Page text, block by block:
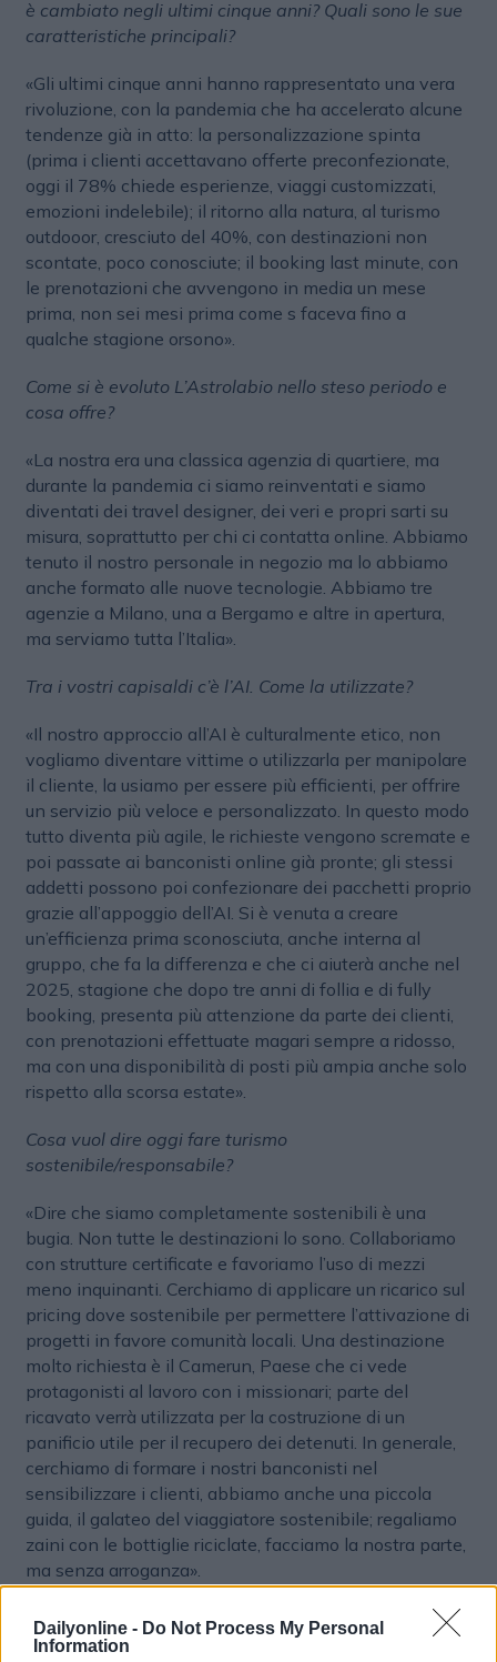
Dailyonline - Do Not Process My Personal
Information
è cambiato negli ultimi cinque anni? Quali sono le sue
caratteristiche principali?
«Gli ultimi cinque anni hanno rappresentato una vera
rivoluzione, con la pandemia che ha accelerato alcune
tendenze già in atto: la personalizzazione spinta
(prima i clienti accettavano offerte preconfezionate,
oggi il 78% chiede esperienze, viaggi customizzati,
emozioni indelebile); il ritorno alla natura, al turismo
outdooor, cresciuto del 40%, con destinazioni non
scontate, poco conosciute; il booking last minute, con
le prenotazioni che avvengono in media un mese
prima, non sei mesi prima come s faceva fino a
qualche stagione orsono».
Come si è evoluto L’Astrolabio nello steso periodo e
cosa offre?
«La nostra era una classica agenzia di quartiere, ma
durante la pandemia ci siamo reinventati e siamo
diventati dei travel designer, dei veri e propri sarti su
misura, soprattutto per chi ci contatta online. Abbiamo
tenuto il nostro personale in negozio ma lo abbiamo
anche formato alle nuove tecnologie. Abbiamo tre
agenzie a Milano, una a Bergamo e altre in apertura,
ma serviamo tutta l’Italia».
Tra i vostri capisaldi c’è l’AI. Come la utilizzate?
«Il nostro approccio all’AI è culturalmente etico, non
vogliamo diventare vittime o utilizzarla per manipolare
il cliente, la usiamo per essere più efficienti, per offrire
un servizio più veloce e personalizzato. In questo modo
tutto diventa più agile, le richieste vengono scremate e
poi passate ai banconisti online già pronte; gli stessi
addetti possono poi confezionare dei pacchetti proprio
grazie all’appoggio dell’AI. Si è venuta a creare
un’efficienza prima sconosciuta, anche interna al
gruppo, che fa la differenza e che ci aiuterà anche nel
2025, stagione che dopo tre anni di follia e di fully
booking, presenta più attenzione da parte dei clienti,
con prenotazioni effettuate magari sempre a ridosso,
ma con una disponibilità di posti più ampia anche solo
rispetto alla scorsa estate».
Cosa vuol dire oggi fare turismo
sostenibile/responsabile?
«Dire che siamo completamente sostenibili è una
bugia. Non tutte le destinazioni lo sono. Collaboriamo
con strutture certificate e favoriamo l’uso di mezzi
meno inquinanti. Cerchiamo di applicare un ricarico sul
pricing dove sostenibile per permettere l’attivazione di
progetti in favore comunità locali. Una destinazione
molto richiesta è il Camerun, Paese che ci vede
protagonisti al lavoro con i missionari; parte del
ricavato verrà utilizzata per la costruzione di un
panificio utile per il recupero dei detenuti. In generale,
cerchiamo di formare i nostri banconisti nel
sensibilizzare i clienti, abbiamo anche una piccola
guida, il galateo del viaggiatore sostenibile; regaliamo
zaini con le bottiglie riciclate, facciamo la nostra parte,
ma senza arroganza».
In che modo comunicate la vostra offerta?